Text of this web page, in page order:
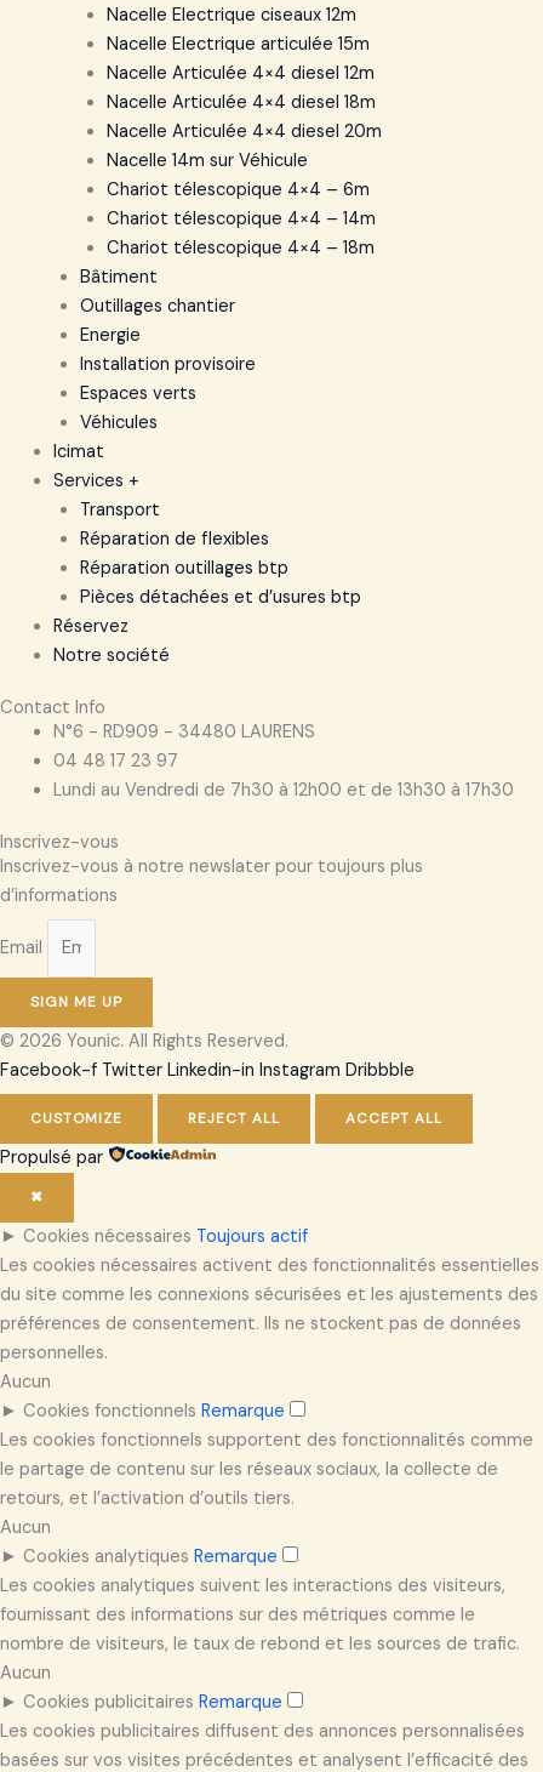
Nacelle Electrique ciseaux 12m
Nacelle Electrique articulée 15m
Nacelle Articulée 4×4 diesel 12m
Nacelle Articulée 4×4 diesel 18m
Nacelle Articulée 4×4 diesel 20m
Nacelle 14m sur Véhicule
Chariot télescopique 4×4 – 6m
Chariot télescopique 4×4 – 14m
Chariot télescopique 4×4 – 18m
Bâtiment
Outillages chantier
Energie
Installation provisoire
Espaces verts
Véhicules
Icimat
Services +
Transport
Réparation de flexibles
Réparation outillages btp
Pièces détachées et d’usures btp
Réservez
Notre société
Contact Info
N°6 - RD909 - 34480 LAURENS
04 48 17 23 97
Lundi au Vendredi de 7h30 à 12h00 et de 13h30 à 17h30
Inscrivez-vous
Inscrivez-vous à notre newslater pour toujours plus
d’informations
Email
SIGN ME UP
© 2026 Younic. All Rights Reserved.
Facebook-f Twitter Linkedin-in Instagram Dribbble
CUSTOMIZE REJECT ALL ACCEPT ALL
Propulsé par
✖
► Cookies nécessaires Toujours actif
Les cookies nécessaires activent des fonctionnalités essentielles
du site comme les connexions sécurisées et les ajustements des
préférences de consentement. Ils ne stockent pas de données
personnelles.
Aucun
► Cookies fonctionnels Remarque
Les cookies fonctionnels supportent des fonctionnalités comme
le partage de contenu sur les réseaux sociaux, la collecte de
retours, et l’activation d’outils tiers.
Aucun
► Cookies analytiques Remarque
Les cookies analytiques suivent les interactions des visiteurs,
fournissant des informations sur des métriques comme le
nombre de visiteurs, le taux de rebond et les sources de trafic.
Aucun
► Cookies publicitaires Remarque
Les cookies publicitaires diffusent des annonces personnalisées
basées sur vos visites précédentes et analysent l’efficacité des